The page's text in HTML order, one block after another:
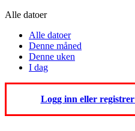
Alle datoer
Alle datoer
Denne måned
Denne uken
I dag
Logg inn eller